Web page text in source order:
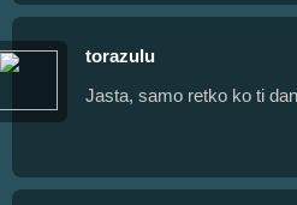
torazulu
Jasta, samo retko ko ti